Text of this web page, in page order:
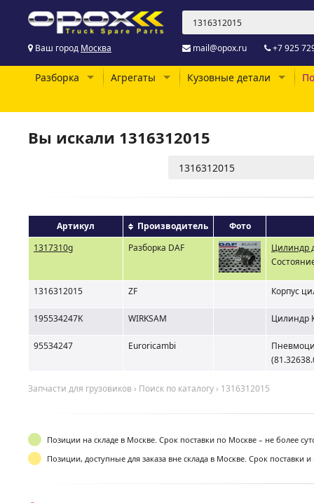
Ваш город Москва mail@opox.ru +7 925
Разборка Агрегаты Кузовные детали
Вы искали 1316312015
Артикул Производитель
Фото
1317310g
Разборка DAF
Цилиндр
1316312015 ZF Корпус
195534247K WIRKSAM Цилиндр
95534247 Euroricambi
Запчасти для грузовиков › Поиск по каталогу › 1316312015
Позиции на складе в Москве. Срок поставки по Москве – не более
Позиции, доступные для заказа вне склада в Москве. Срок поставки